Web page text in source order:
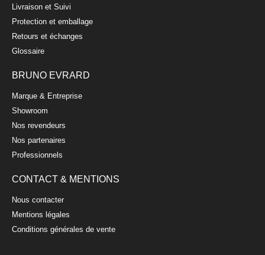
Livraison et Suivi
Protection et emballage
Retours et échanges
Glossaire
BRUNO EVRARD
Marque & Entreprise
Showroom
Nos revendeurs
Nos partenaires
Professionnels
CONTACT & MENTIONS
Nous contacter
Mentions légales
Conditions générales de vente